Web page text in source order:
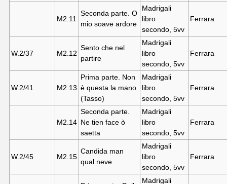
M2.11
Seconda parte. O
mio soave ardore
Madrigali
libro
secondo, 5vv
Ferrara
W.2/37 M2.12
Sento che nel
partire
Madrigali
libro
secondo, 5vv
Ferrara
W.2/41 M2.13
Prima parte. Non
è questa la mano
(Tasso)
Madrigali
libro
secondo, 5vv
Ferrara
M2.14
Seconda parte.
Ne tien face ò
saetta
Madrigali
libro
secondo, 5vv
Ferrara
W.2/45 M2.15
Candida man
qual neve
Madrigali
libro
secondo, 5vv
Ferrara
Madrigali